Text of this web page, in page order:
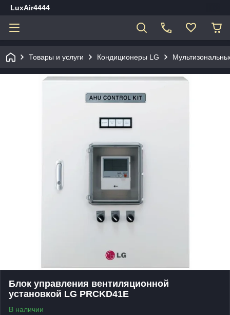
LuxAir4444
Товары и услуги Кондиционеры LG
Блок управления вентиляционной
установкой LG PRCKD41E
В наличии